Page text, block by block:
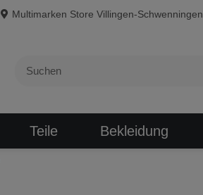
Multimarken Store Villingen-Schwenningen
Teile Bekleidung